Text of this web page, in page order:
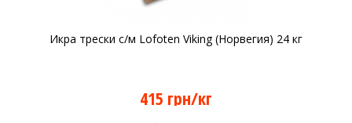
Икра трески с/м Lofoten Viking (Норвегия) 24 кг
415 грн/кг